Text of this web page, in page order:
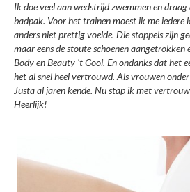
Ik doe veel aan wedstrijd zwemmen en
badpak. Voor het trainen moest ik me iedere
anders niet prettig voelde. Die stoppels zijn
maar eens de stoute schoenen
Body en Beauty 't Gooi. En ondanks dat het
het al snel heel vertrouwd. Als vrouwen
Justa al jaren kende. Nu stap ik met
Heerlijk!